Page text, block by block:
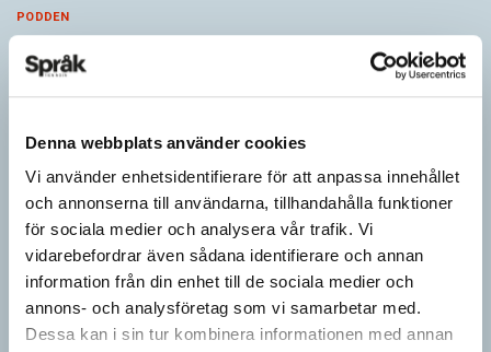
Denna webbplats använder cookies
Vi använder enhetsidentifierare för att anpassa innehållet
och annonserna till användarna, tillhandahålla funktioner
för sociala medier och analysera vår trafik. Vi
vidarebefordrar även sådana identifierare och annan
information från din enhet till de sociala medier och
annons- och analysföretag som vi samarbetar med.
Dessa kan i sin tur kombinera informationen med annan
PODDEN
Anka, Gunnar Strömmer och Liza Marklund? Vad är det som
behövs för att en imitation…